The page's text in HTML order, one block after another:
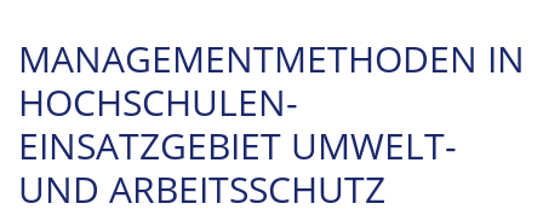
MANAGEMENTMETHODEN IN
HOCHSCHULEN-
EINSATZGEBIET UMWELT-
UND ARBEITSSCHUTZ